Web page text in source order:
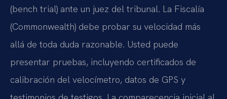
(bench trial) ante un juez del tribunal. La Fiscalía
(Commonwealth) debe probar su velocidad más
allá de toda duda razonable. Usted puede
presentar pruebas, incluyendo certificados de
calibración del velocímetro, datos de GPS y